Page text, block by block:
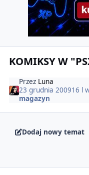
KOMIKSY W
Przez Luna
23 grudnia 200916 l
magazyn
Dodaj nowy temat